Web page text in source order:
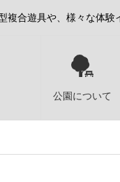
合遊具や、様々な体
公園について